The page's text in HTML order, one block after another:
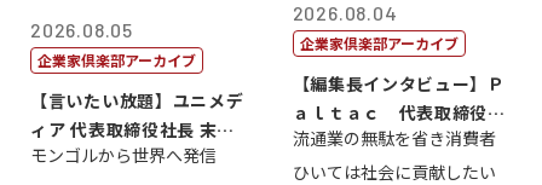
2026.08.05
企業家倶楽部アーカイブ
【言いたい放題】ユニメデ
ィア 代表取締役社長 末田
真
モンゴルから世界へ発信
2026.08.04
企業家倶楽部アーカイブ
【編集長インタビュー】Ｐ
ａｌｔａｃ 代表取締役会
長三木田國夫
流通業の無駄を省き消費者
ひいては社会に貢献したい